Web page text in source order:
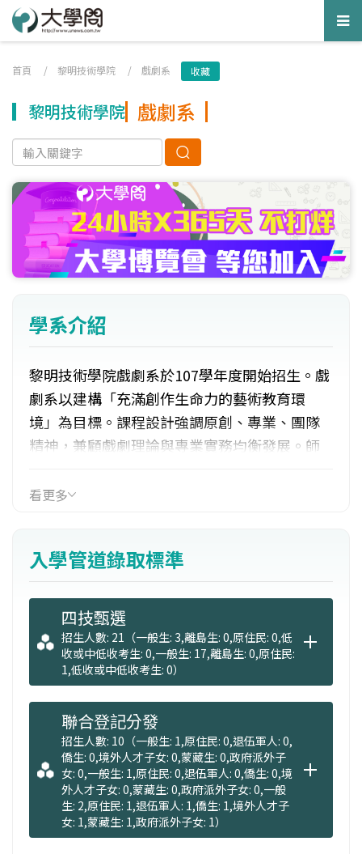
首頁 / 黎明技術學院 / 戲劇系 收藏
黎明技術學院 戲劇系
學系介紹
黎明技術學院戲劇系於107學年度開始招生。戲
劇系以建構「充滿創作生命力的藝術教育環
境」為目標。課程設計強調原創、專業、團隊
精神，兼顧戲劇理論與專業實務均衡發展。師
導演、編劇和劇場設計人是為本系專業技術教
政府機構、學術界、研究單位和社會團體等資
源，積極發展成為北臺灣最具競爭力之文化創
意產業人才培育中心。
看更多
入學管道錄取標準
四技甄選
招生人數: 21（一般生: 3,離島生: 0,原住民: 0,低
收或中低收考生: 0,一般生: 17,離島生: 0,原住民:
1,低收或中低收考生: 0）
聯合登記分發
招生人數: 10（一般生: 1,原住民: 0,退伍軍人: 0,
僑生: 0,境外人才子女: 0,蒙藏生: 0,政府派外子
女: 0,一般生: 1,原住民: 0,退伍軍人: 0,僑生: 0,境
外人才子女: 0,蒙藏生: 0,政府派外子女: 0,一般
生: 2,原住民: 1,退伍軍人: 1,僑生: 1,境外人才子
女: 1,蒙藏生: 1,政府派外子女: 1）